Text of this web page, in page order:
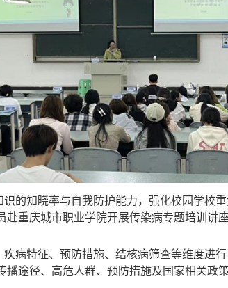
的知晓率与自我防护能力，强化校园学校
重庆城市职业学院开展传染病专题培训讲
病特征、预防措施、结核病筛查等维度进
途径、高危人群、预防措施及国家相关